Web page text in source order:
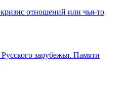
отношений или чья-то
зарубежья. Памяти